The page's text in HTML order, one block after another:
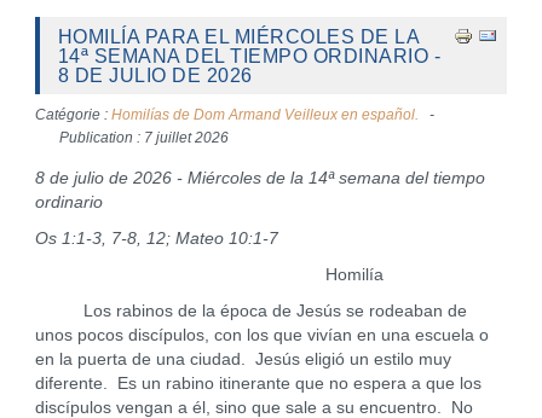
HOMILÍA PARA EL MIÉRCOLES DE LA
14ª SEMANA DEL TIEMPO ORDINARIO -
8 DE JULIO DE 2026
Catégorie : Homilías de Dom Armand Veilleux en español.
Publication : 7 juillet 2026
8 de julio de 2026 - Miércoles de la 14ª semana del tiempo
ordinario
Os 1:1-3, 7-8, 12; Mateo 10:1-7
Homilía
Los rabinos de la época de Jesús se rodeaban de
unos pocos discípulos, con los que vivían en una escuela o
en la puerta de una ciudad. Jesús eligió un estilo muy
diferente. Es un rabino itinerante que no espera a que los
discípulos vengan a él, sino que sale a su encuentro. No